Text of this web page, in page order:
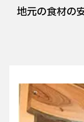
地元の食材の